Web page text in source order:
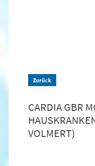
Zurück
CARDIA GBR
VOLMERT)